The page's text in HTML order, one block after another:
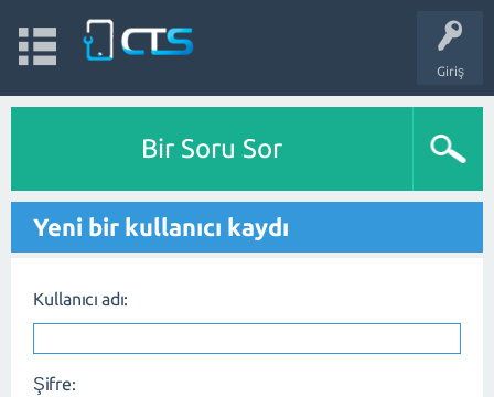
Giriş
Bir Soru Sor
Yeni bir kullanıcı kaydı
Kullanıcı adı:
Şifre: